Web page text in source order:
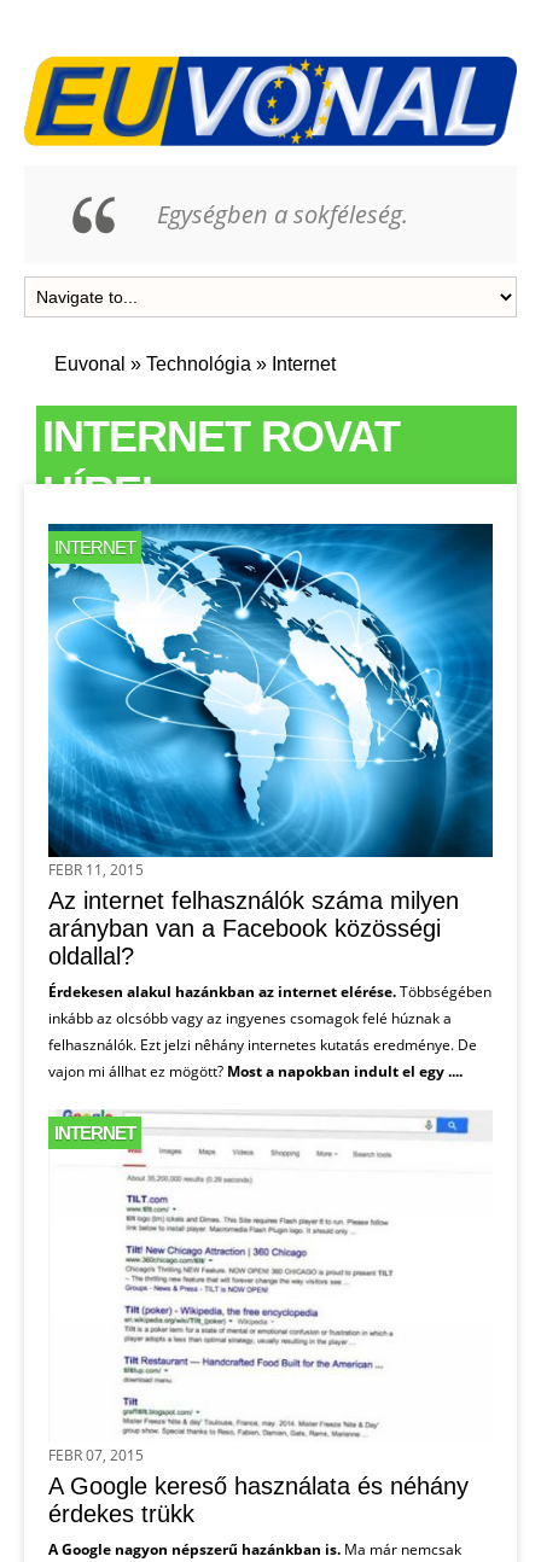
Egységben a sokféleség.
Euvonal » Technológia » Internet
INTERNET ROVAT
HÍREI
INTERNET
FEBR 11, 2015
Az internet felhasználók száma milyen
arányban van a Facebook közösségi
oldallal?
Érdekesen alakul hazánkban az internet elérése.Többségében
inkább az olcsóbb vagy az ingyenes csomagok felé húznak a
felhasználók. Ezt jelzi nêhány internetes kutatás eredménye. De
vajon mi állhat ez mögött? Most a napokban indult el egy ....
INTERNET
FEBR 07, 2015
A Google kereső használata és néhány
érdekes trükk
A Google nagyon népszerű hazánkban is. Ma már nemcsak